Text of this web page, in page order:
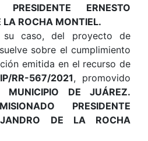
PRESIDENTE ERNESTO
LA ROCHA MONTIEL.
su caso, del proyecto de
sobre el cumplimiento
emitida en el recurso de
RR-567/2021, promovido
MUNICIPIO DE JUÁREZ.
PRESIDENTE
DE LA ROCHA